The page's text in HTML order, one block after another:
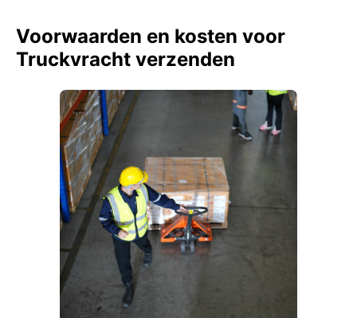
Voorwaarden en kosten voor
Truckvracht verzenden